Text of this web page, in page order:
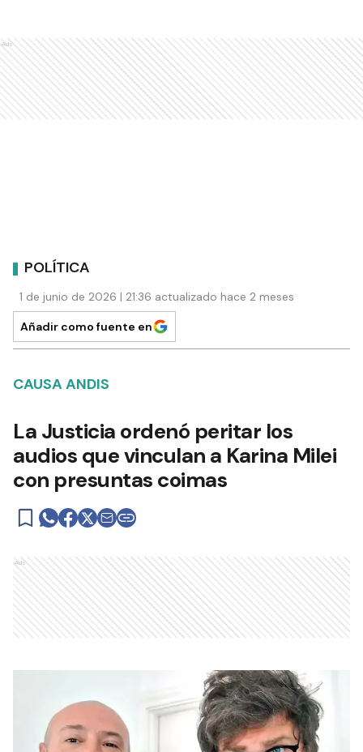
Ads
POLÍTICA
1 de junio de 2026 | 21:36 actualizado hace 2 meses
Añadir como fuente en
CAUSA ANDIS
La Justicia ordenó peritar los
audios que vinculan a Karina Milei
con presuntas coimas
Ads